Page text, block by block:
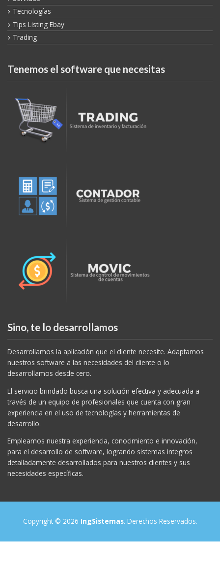
Tips Listing Ebay
Trading
Desarrollamos la aplicación que el cliente necesite. Adaptamos
desarrollamos desde cero.
El servicio brindado busca una solución efectiva y adecuada a
experiencia en el uso de tecnologías y herramientas de
desarrollo.
Empleamos nuestra experiencia, conocimiento e innovación,
detalladamente desarrollados para nuestros clientes y sus
necesidades específicas.
Copyright © 2026IngSistemas. Derechos Reservados.